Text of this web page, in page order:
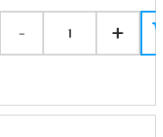
- 1 +